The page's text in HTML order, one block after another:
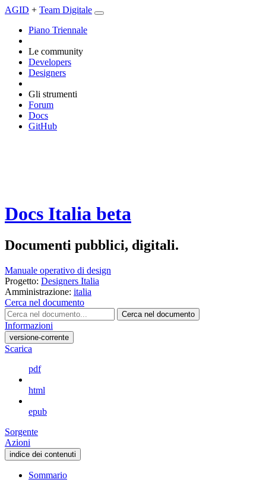
AGID + Team Digitale
Piano Triennale
Le community
Developers
Designers
Gli strumenti
Forum
Docs
GitHub
Docs Italia beta
Documenti pubblici, digitali.
Manuale operativo di design
Progetto: Designers Italia
Amministrazione: italia
Cerca nel documento
Cerca nel documento
Informazioni
versione-corrente
Scarica
pdf
html
epub
Sorgente
Azioni
indice dei contenuti
Sommario